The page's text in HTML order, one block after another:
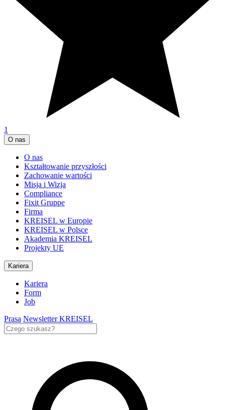
1
O nas
O nas
Kształtowanie przyszłości
Zachowanie wartości
Misja i Wizja
Compliance
Fixit Gruppe
Firma
KREISEL w Europie
KREISEL w Polsce
Akademia KREISEL
Projekty UE
Kariera
Kariera
Form
Job
Prasa Newsletter KREISEL